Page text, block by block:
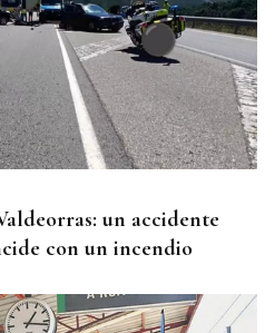
un accidente
con un incendio